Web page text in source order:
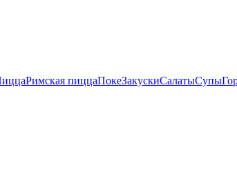
Римская пиццаПокеЗакускиСалатыСупы